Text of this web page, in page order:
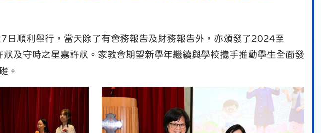
順利舉行，當天除了有會務報告及財務報告外，亦頒發了2024至
及守時之星嘉許狀。家教會期望新學年繼續與學校攜手推動學生全面發
。